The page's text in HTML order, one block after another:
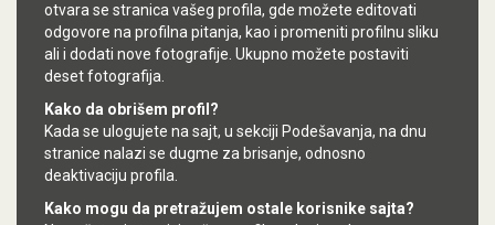
otvara se stranica vašeg profila, gde možete editovati
odgovore na profilna pitanja, kao i promeniti profilnu sliku
ali i dodati nove fotografije. Ukupno možete postaviti
deset fotografija.
Kako da obrišem profil?
Kada se ulogujete na sajt, u sekciji Podešavanja, na dnu
stranice nalazi se dugme za brisanje, odnosno
deaktivaciju profila.
Kako mogu da pretražujem ostale korisnike sajta?